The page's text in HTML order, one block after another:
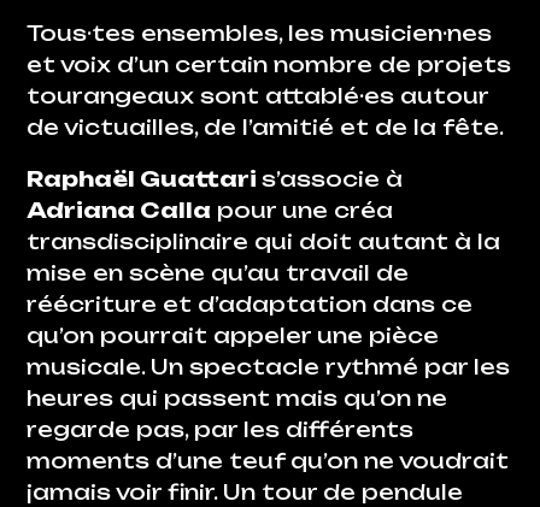
Tous·tes ensembles, les musicien·nes
et voix d’un certain nombre de projets
tourangeaux sont attablé·es autour
de victuailles, de l’amitié et de la fête.
Raphaël Guattari s’associe à
Adriana Calla pour une créa
transdisciplinaire qui doit autant à la
mise en scène qu’au travail de
réécriture et d’adaptation dans ce
qu’on pourrait appeler une pièce
musicale. Un spectacle rythmé par les
heures qui passent mais qu’on ne
regarde pas, par les différents
moments d’une teuf qu’on ne voudrait
jamais voir finir. Un tour de pendule